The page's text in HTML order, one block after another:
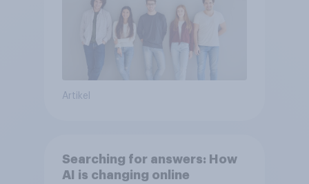
Artikel
Searching for answers: How
AI is changing online